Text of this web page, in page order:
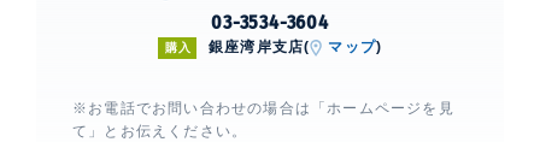
03-3534-3604
購入 銀座湾岸支店( マップ)
※お電話でお問い合わせの場合は「ホームページを見
て」とお伝えください。